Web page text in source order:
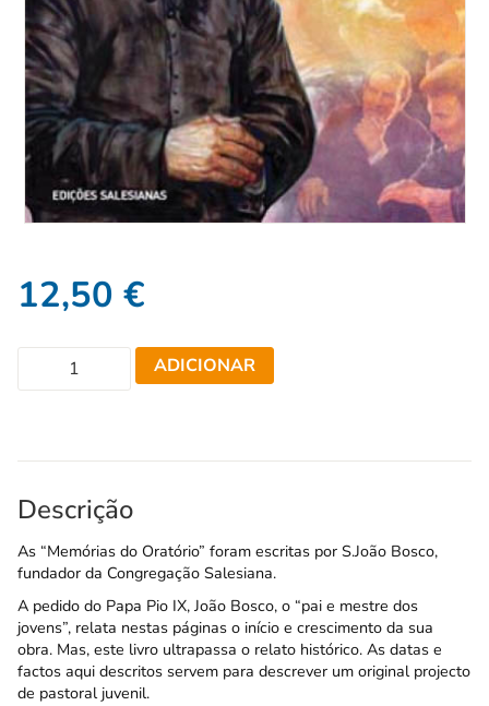
12,50 €
ADICIONAR
Descrição
As “Memórias do Oratório” foram escritas por S.João Bosco,
fundador da Congregação Salesiana.
A pedido do Papa Pio IX, João Bosco, o “pai e mestre dos
jovens”, relata nestas páginas o início e crescimento da sua
obra. Mas, este livro ultrapassa o relato histórico. As datas e
factos aqui descritos servem para descrever um original projecto
de pastoral juvenil.